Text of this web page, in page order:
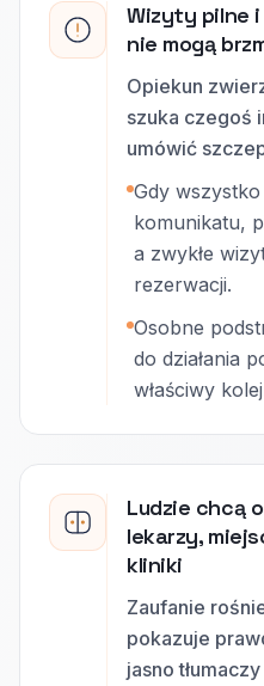
Wizyty pilne
nie mogą
Opiekun
szuka czegoś
umówić
Gdy
komunikatu,
a zwykłe
rezerwacji.
Osobne
do działania
właściwy
Ludzie chcą
lekarzy,
kliniki
Zaufanie
pokazuje
jasno